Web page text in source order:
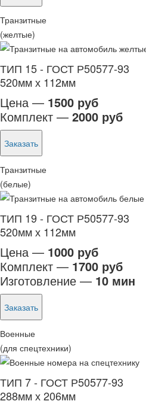
Транзитные
(желтые)
ТИП 15 - ГОСТ Р50577-93
520мм х 112мм
Цена — 1500 руб
Комплект — 2000 руб
Заказать
Транзитные
(белые)
ТИП 19 - ГОСТ Р50577-93
520мм х 112мм
Цена — 1000 руб
Комплект — 1700 руб
Изготовление — 10 мин
Заказать
Военные
(для спецтехники)
ТИП 7 - ГОСТ Р50577-93
288мм х 206мм